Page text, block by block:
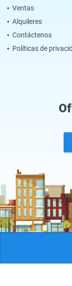
Ventas
Alquileres
Contáctenos
Políticas de